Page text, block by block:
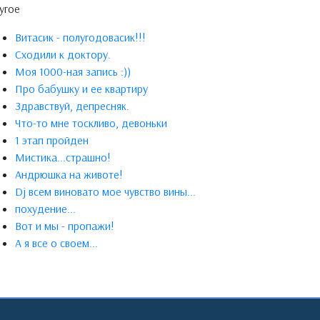
Витасик - полугодовасик!!!
Сходили к доктору.
Моя 1000-ная запись :))
Про бабушку и ее квартиру
Здравствуй, депресняк.
Что-то мне тоскливо, девоньки
1 этап пройден
Мистика...страшно!
Андрюшка на животе!
Dj всем виновато мое чувство вины...
похудение...
Вот и мы - пропажи!
А я все о своем...